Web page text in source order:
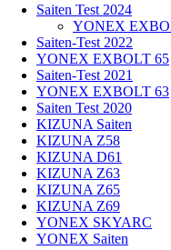
Saiten Test 2024
YONEX
Saiten-Test 2022
YONEX EXBOLT 65
Saiten-Test 2021
YONEX EXBOLT 63
Saiten Test 2020
KIZUNA Saiten
KIZUNA Z58
KIZUNA D61
KIZUNA Z63
KIZUNA Z65
KIZUNA Z69
YONEX SKYARC
YONEX Saiten